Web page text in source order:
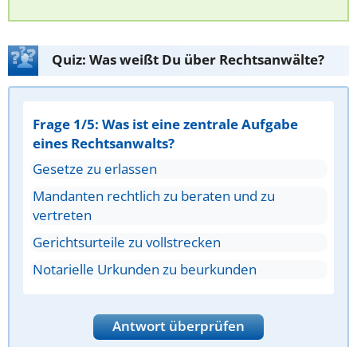
Quiz: Was weißt Du über Rechtsanwälte?
Frage 1/5: Was ist eine zentrale Aufgabe
eines Rechtsanwalts?
Gesetze zu erlassen
Mandanten rechtlich zu beraten und zu
vertreten
Gerichtsurteile zu vollstrecken
Notarielle Urkunden zu beurkunden
Antwort überprüfen